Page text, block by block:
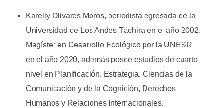
Karelly Olivares Moros, periodista egresada de la
Universidad de Los Andes Táchira en el año 2002.
Magíster en Desarrollo Ecológico por la UNESR
en el año 2020, además posee estudios de cuarto
nivel en Planificación, Estrategia, Ciencias de la
Comunicación y de la Cognición, Derechos
Humanos y Relaciones Internacionales.